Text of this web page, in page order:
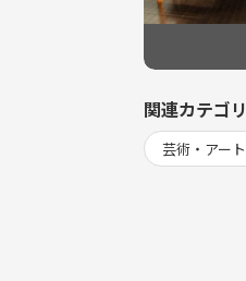
関連カテゴリ
芸術・アート